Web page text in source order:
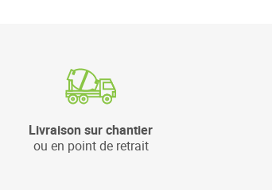
Livraison sur chantier
ou en point de retrait